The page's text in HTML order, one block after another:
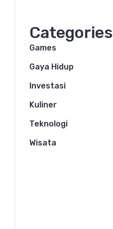
Categories
Games
Gaya Hidup
Investasi
Kuliner
Teknologi
Wisata